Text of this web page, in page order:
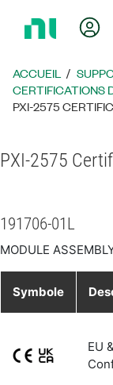
page
d’accueil
ACCUEIL
CERTIFICATIONS
PXI-2575
PXI-2575
191706-01L
MODULE
Symbole
EU